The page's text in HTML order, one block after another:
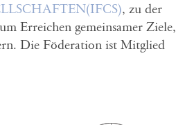
, zu der
Erreichen gemeinsamer Ziele,
Die Föderation ist Mitglied